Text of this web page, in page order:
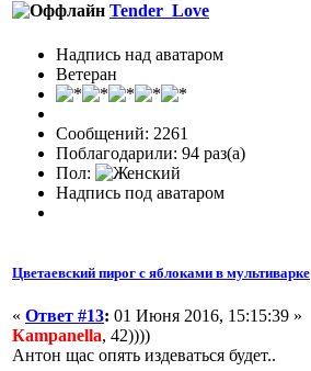
Tender_Love
Надпись над аватаром
Ветеран
Сообщений: 2261
Поблагодарили: 94 раз(а)
Пол:
Надпись под аватаром
Цветаевский пирог с яблоками в мультиварке
« Ответ #13: 01 Июня 2016, 15:15:39 »
Кampanella, 42))))
Антон щас опять издеваться будет..